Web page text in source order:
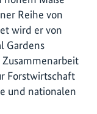
Reihe von
wird er von
Gardens
Forstwirtschaft
und nationalen